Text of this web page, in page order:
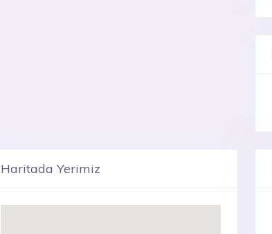
Haritada Yerimiz